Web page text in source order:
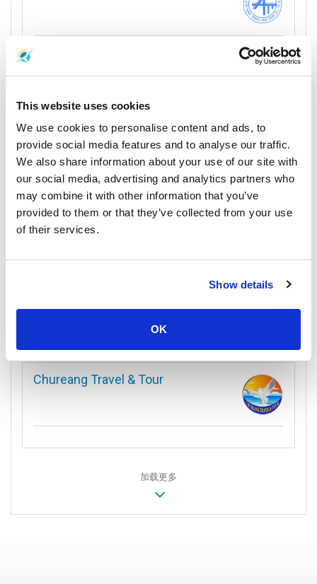
This website uses cookies
We use cookies to personalise content and ads, to
provide social media features and to analyse our traffic.
We also share information about your use of our site with
our social media, advertising and analytics partners who
may combine it with other information that you’ve
provided to them or that they’ve collected from your use
of their services.
Show details
OK
Bundhaya Speed Boat
ChaoKoh Travel Center Ltd.,Part.
Chureang Travel & Tour
加载更多